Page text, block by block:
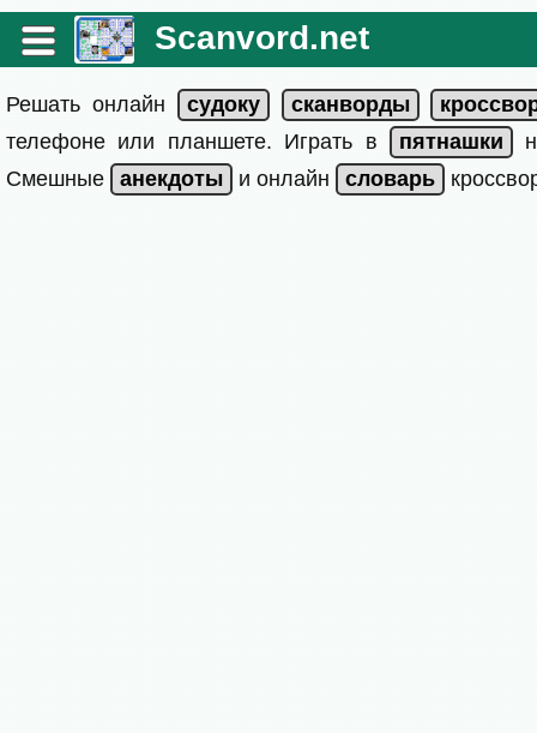
Scanvord.net
Решать онлайн
телефоне или планшете. Играть в
Смешные
и онлайн